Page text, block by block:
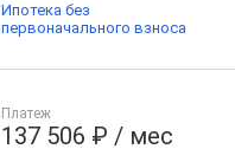
Платеж
137 506 ₽ / мес
Ипотека без
первоначального взноса